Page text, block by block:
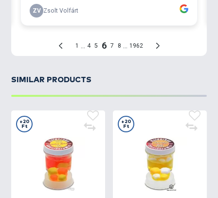
SIMILAR PRODUCTS
+20
Ft
+20
Ft